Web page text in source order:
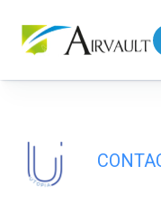
Arrêt de bus